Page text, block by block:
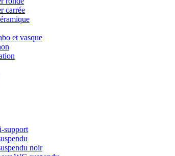
carrée
et vasque
support
noir